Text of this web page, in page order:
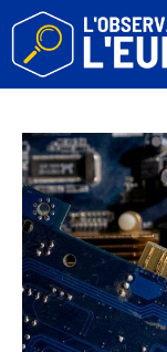
Aller
contenu